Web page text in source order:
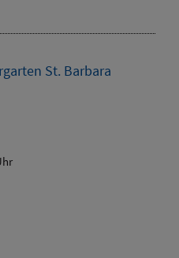
St. Barbara